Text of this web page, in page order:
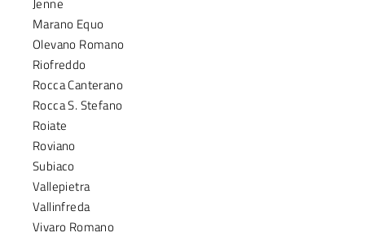
Marano Equo
Olevano Romano
Riofreddo
Rocca Canterano
Rocca S. Stefano
Roiate
Roviano
Subiaco
Vallepietra
Vallinfreda
Vivaro Romano